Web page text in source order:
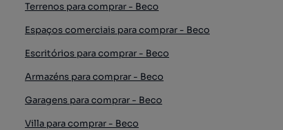
Terrenos para comprar - Beco
Espaços comerciais para comprar - Beco
Escritórios para comprar - Beco
Armazéns para comprar - Beco
Garagens para comprar - Beco
Villa para comprar - Beco